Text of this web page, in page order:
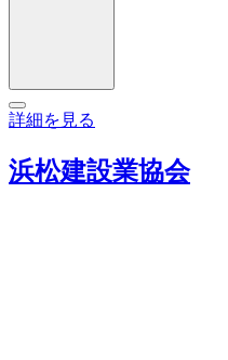
詳細を見る
浜松建設業協会